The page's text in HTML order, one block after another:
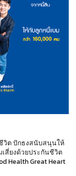
ชีวิต ปักธงสนับสนุนให้
สี่ยงด้วยประกันชีวิต
Health Great Heart